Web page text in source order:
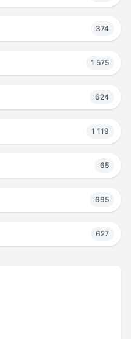
374
1 575
624
1 119
65
695
627